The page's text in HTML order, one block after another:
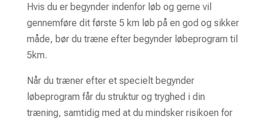
intervaller
Kommentar til begynder program
#3
Hvis du er begynder indenfor løb og gerne vil
gennemføre dit første 5 km løb på en god og sikker
måde, bør du træne efter begynder løbeprogram til
5km.
Når du træner efter et specielt begynder
løbeprogram får du struktur og tryghed i din
træning, samtidig med at du mindsker risikoen for